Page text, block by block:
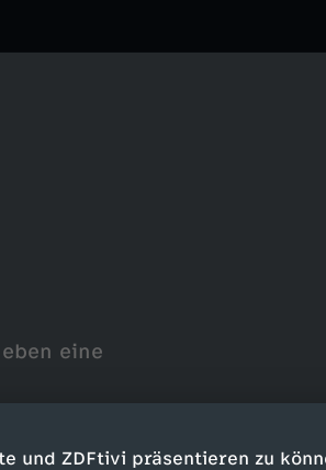
und ZDFtivi präsentieren zu
eine